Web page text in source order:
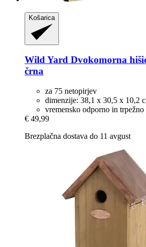
Košarica
Wild Yard Dvokomorna
črna
za 75 netopirjev
dimenzije: 38,1 x 30,5 x 10,2
vremensko odporno in trpežno
€ 49,99
Brezplačna dostava do 11 avgust